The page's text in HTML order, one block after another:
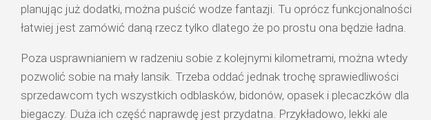
planując już dodatki, można puścić wodze fantazji. Tu oprócz funkcjonalności
łatwiej jest zamówić daną rzecz tylko dlatego że po prostu ona będzie ładna.
Poza usprawnianiem w radzeniu sobie z kolejnymi kilometrami, można wtedy
pozwolić sobie na mały lansik. Trzeba oddać jednak trochę sprawiedliwości
sprzedawcom tych wszystkich odblasków, bidonów, opasek i plecaczków dla
biegaczy. Duża ich część naprawdę jest przydatna. Przykładowo, lekki ale